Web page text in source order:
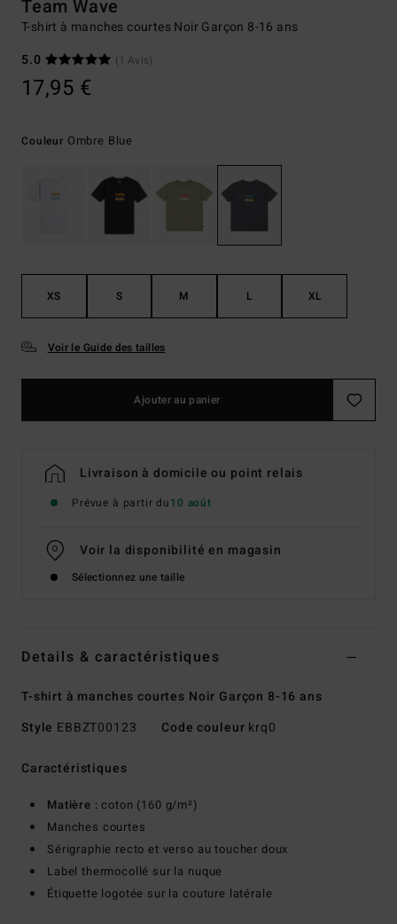
Team Wave
T-shirt à manches courtes Noir Garçon 8-16 ans
5.0
(1 Avis)
17,95 €
Couleur Ombre Blue
XS S M L XL
Voir le Guide des tailles
Ajouter au panier
Livraison à domicile ou point relais
Prévue à partir du10 août
Voir la disponibilité en magasin
Sélectionnez une taille
Details & caractéristiques
T-shirt à manches courtes Noir Garçon 8-16 ans
Style EBBZT00123 Code couleur krq0
Caractéristiques
Matière : coton (160 g/m²)
Manches courtes
Sérigraphie recto et verso au toucher doux
Label thermocollé sur la nuque
Étiquette logotée sur la couture latérale